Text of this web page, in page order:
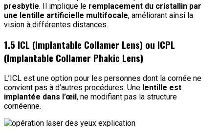
presbytie. Il implique le remplacement du cristallin par
une lentille artificielle multifocale, améliorant ainsi la
vision à différentes distances.
1.5 ICL (Implantable Collamer Lens) ou ICPL
(Implantable Collamer Phakic Lens)
L’ICL est une option pour les personnes dont la cornée ne
convient pas à d’autres procédures. Une lentille est
implantée dans l’œil, ne modifiant pas la structure
cornéenne.